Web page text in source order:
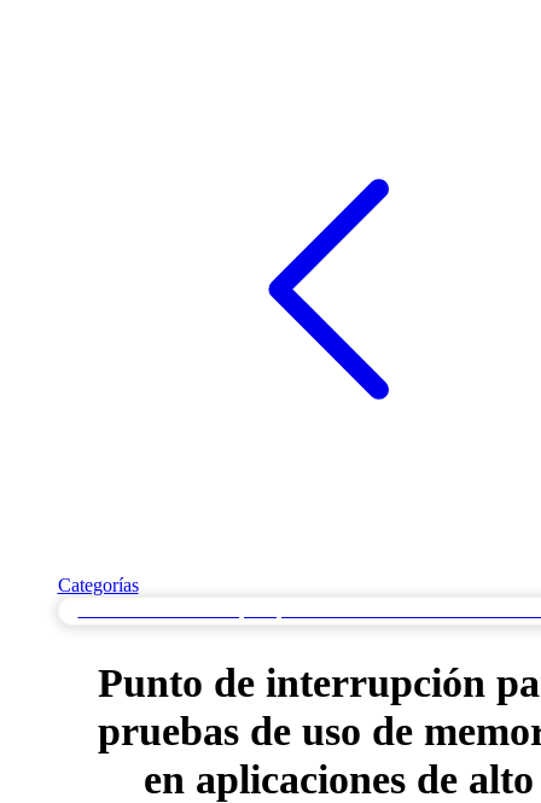
Categorías
Punto de interrupción
pruebas de uso de
en aplicaciones de alto